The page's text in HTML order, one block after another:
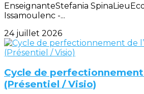
EnseignanteStefania
Issamoulenc -...
24 juillet 2026
Cycle de
(Présentiel / Visio)